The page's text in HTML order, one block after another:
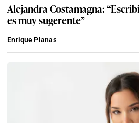
Alejandra Costamagna:
es muy sugerente”
Enrique Planas